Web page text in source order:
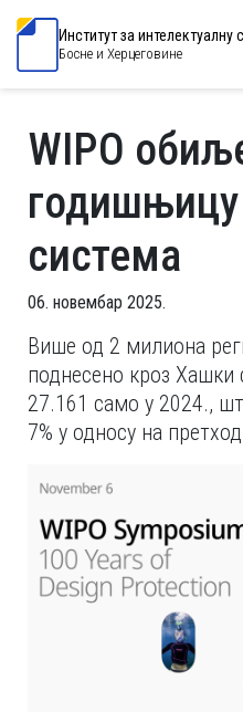
Институт за интелектуалну
Босне и Херцеговине
WIPO
система
06. новембар 2025.
Више од 2 милиона
поднесено кроз Хашки
27.161 само у 2024.,
7% у односу на